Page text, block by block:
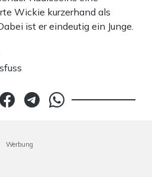
Wickie kurzerhand als
ist er eindeutig ein Junge.
Werbung